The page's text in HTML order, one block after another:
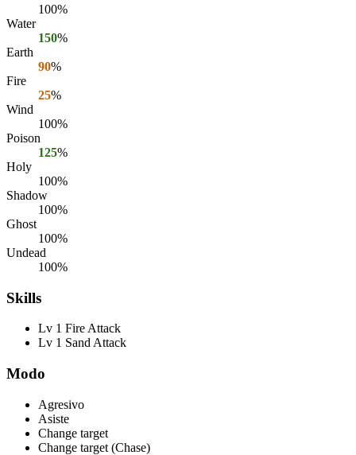
100%
Water
150%
Earth
90%
Fire
25%
Wind
100%
Poison
125%
Holy
100%
Shadow
100%
Ghost
100%
Undead
100%
Skills
Lv 1 Fire Attack
Lv 1 Sand Attack
Modo
Agresivo
Asiste
Change target
Change target (Chase)